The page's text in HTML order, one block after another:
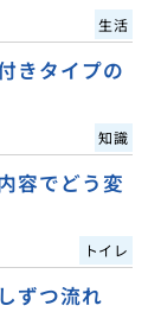
生活
きタイプの
知識
容でどう変
トイレ
ずつ流れ